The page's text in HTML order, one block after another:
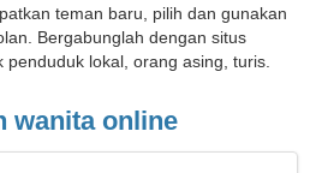
teman baru, pilih dan gunakan
Bergabunglah dengan situs
lokal, orang asing, turis.
wanita online